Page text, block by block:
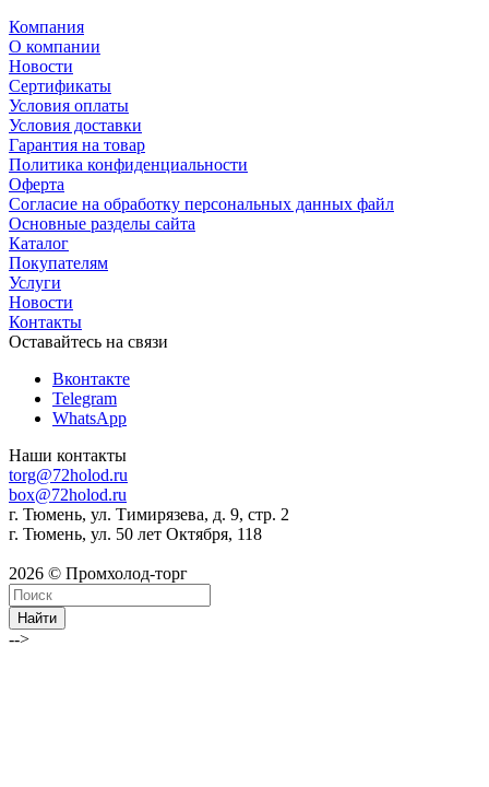
Компания
О компании
Новости
Сертификаты
Условия оплаты
Условия доставки
Гарантия на товар
Политика конфиденциальности
Оферта
Согласие на обработку персональных данных файл
Основные разделы сайта
Каталог
Покупателям
Услуги
Новости
Контакты
Оставайтесь на связи
Вконтакте
Telegram
WhatsApp
Наши контакты
torg@72holod.ru
box@72holod.ru
г. Тюмень, ул. Тимирязева, д. 9, стр. 2
г. Тюмень, ул. 50 лет Октября, 118
2026 © Промхолод-торг
Найти
-->